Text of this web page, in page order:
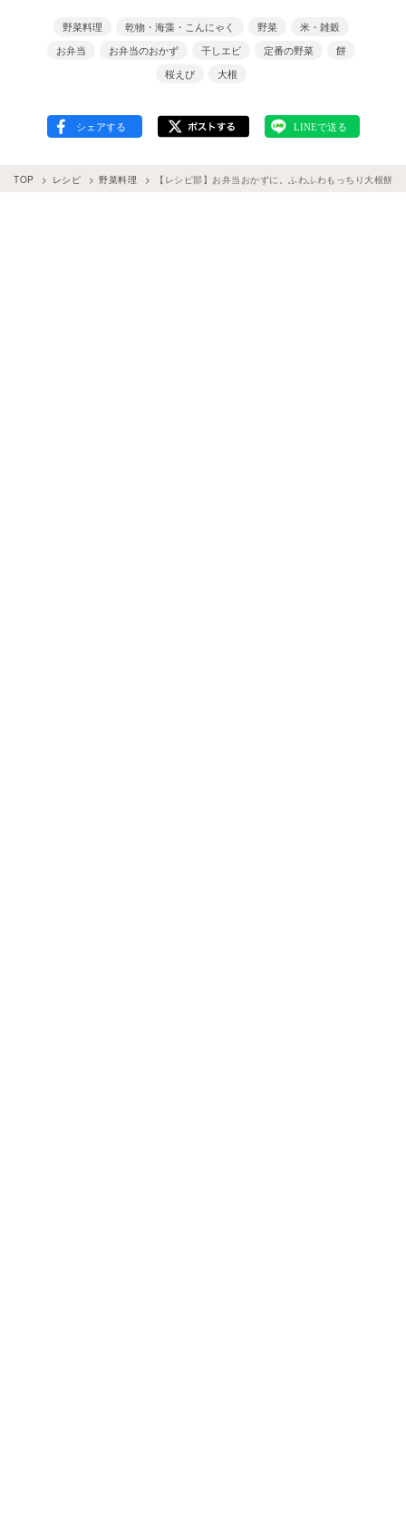
野菜料理 乾物・海藻・こんにゃく 野菜
米・雑穀
お弁当
お弁当のおかず 干しエビ 定番の野菜
餅
桜えび
大根
TOP レシピ 野菜料理 【レシピ部】お弁当おかずに。ふわふわもっちり大根餅